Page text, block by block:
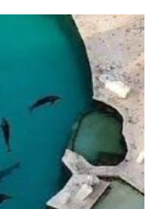
las doce del día en la
de la Plaza Arco
que los sujetos
a la calle Isla
tres disparos.